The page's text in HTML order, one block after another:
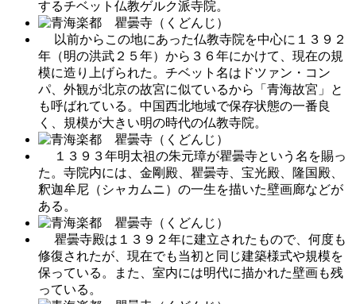
するチベット仏教ゲルク派寺院。
以前からこの地にあった仏教寺院を中心に１３９２
年（明の洪武２５年）から３６年にかけて、現在の規
模に造り上げられた。チベット名はドツァン・コン
パ、外観が北京の故宮に似ているから「青海故宮」と
も呼ばれている。中国西北地域で保存状態の一番良
く、規模が大きい明の時代の仏教寺院。
１３９３年明太祖の朱元璋が瞿曇寺という名を賜っ
た。寺院内には、金剛殿、瞿曇寺、宝光殿、隆国殿、
釈迦牟尼（シャカムニ）の一生を描いた壁画廊などが
ある。
瞿曇寺殿は１３９２年に建立されたもので、何度も
修復されたが、現在でも当初と同じ建築様式や規模を
保っている。また、室内には明代に描かれた壁画も残
っている。